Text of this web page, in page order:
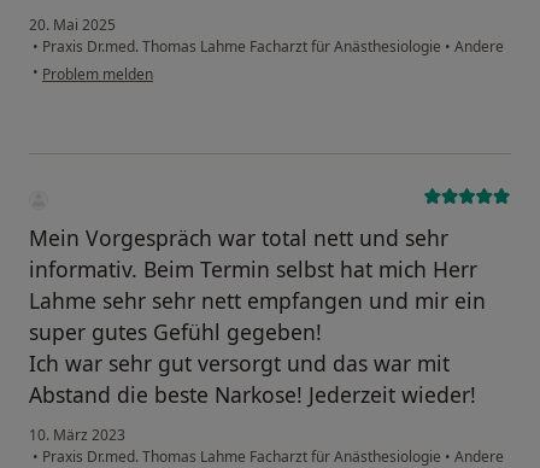
20. Mai 2025
• Praxis Dr.med. Thomas Lahme Facharzt für Anästhesiologie • Andere
• Problem melden
Mein Vorgespräch war total nett und sehr
informativ. Beim Termin selbst hat mich Herr
Lahme sehr sehr nett empfangen und mir ein
super gutes Gefühl gegeben!
Ich war sehr gut versorgt und das war mit
Abstand die beste Narkose! Jederzeit wieder!
10. März 2023
• Praxis Dr.med. Thomas Lahme Facharzt für Anästhesiologie • Andere